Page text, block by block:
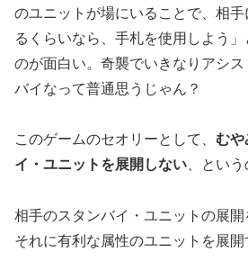
のユニットが場にいることで、相
るくらいなら、手札を使用しよう」
のが面白い。奇襲でいきなりアシ
バイなって普通思うじゃん？
このゲームのセオリーとして、 む
イ・ユニットを展開しない、という
相手のスタンバイ・ユニットの展
それに有利な属性のユニットを展開